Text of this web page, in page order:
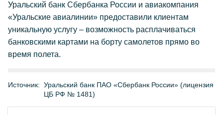
Уральский банк Сбербанка России и авиакомпания
«Уральские авиалинии» предоставили клиентам
уникальную услугу – возможность расплачиваться
банковскими картами на борту самолетов прямо во
время полета.
Источник: Уральский банк ПАО «Сбербанк России» (лицензия
ЦБ РФ № 1481)